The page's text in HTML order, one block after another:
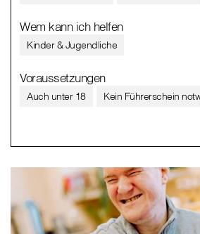
Wem kann ich helfen
Kinder & Jugendliche
Voraussetzungen
Auch unter 18 Kein Führerschein